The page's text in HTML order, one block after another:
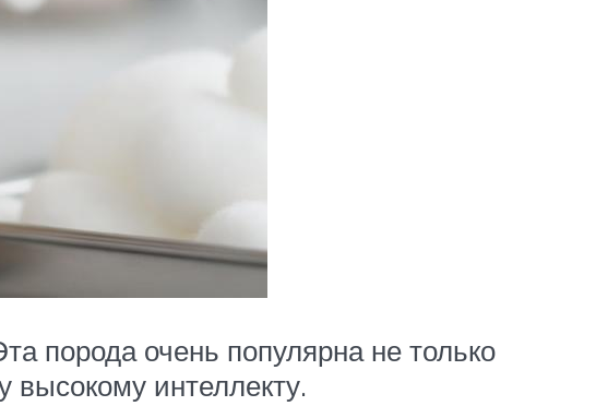
порода очень популярна не только
высокому интеллекту.